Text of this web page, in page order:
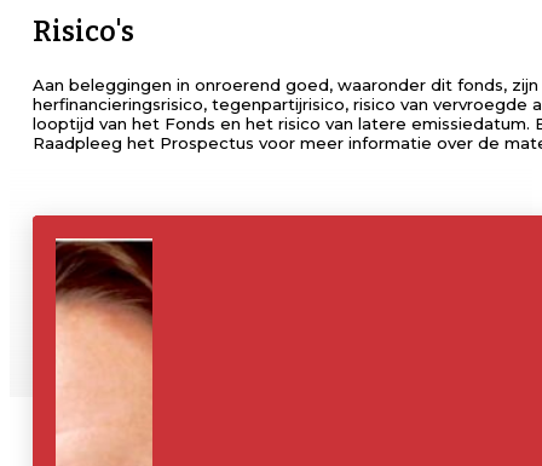
Risico's
Aan beleggingen in onroerend goed, waaronder dit fonds,
herfinancieringsrisico, tegenpartijrisico, risico van vervroegde
looptijd van het Fonds en het risico van latere
Raadpleeg het Prospectus voor meer informatie over de